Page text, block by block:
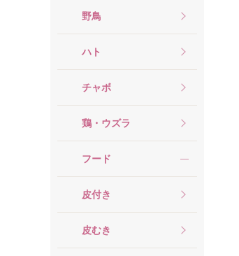
野鳥
ハト
チャボ
鶏・ウズラ
フード
皮付き
皮むき